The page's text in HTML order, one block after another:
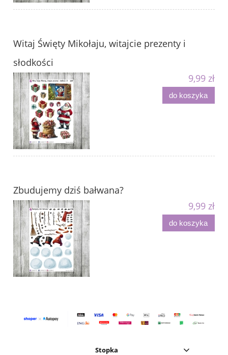
Witaj Święty Mikołaju, witajcie prezenty i
słodkości
9,99 zł
do koszyka
Zbudujemy dziś bałwana?
9,99 zł
do koszyka
Stopka